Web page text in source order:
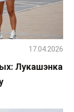
Лукашэнка
17.04.2026